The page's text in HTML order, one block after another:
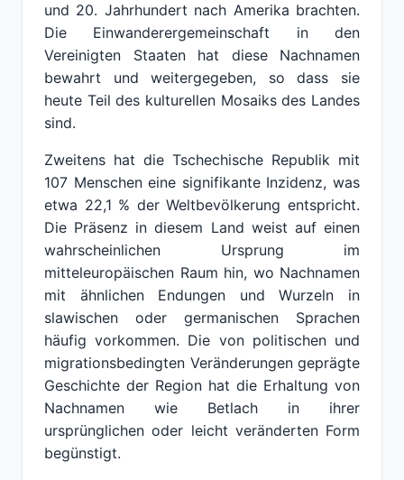
und 20. Jahrhundert nach Amerika brachten.
Die Einwanderergemeinschaft in den
Vereinigten Staaten hat diese Nachnamen
bewahrt und weitergegeben, so dass sie
heute Teil des kulturellen Mosaiks des Landes
sind.
Zweitens hat die Tschechische Republik mit
107 Menschen eine signifikante Inzidenz, was
etwa 22,1 % der Weltbevölkerung entspricht.
Die Präsenz in diesem Land weist auf einen
wahrscheinlichen Ursprung im
mitteleuropäischen Raum hin, wo Nachnamen
mit ähnlichen Endungen und Wurzeln in
slawischen oder germanischen Sprachen
häufig vorkommen. Die von politischen und
migrationsbedingten Veränderungen geprägte
Geschichte der Region hat die Erhaltung von
Nachnamen wie Betlach in ihrer
ursprünglichen oder leicht veränderten Form
begünstigt.